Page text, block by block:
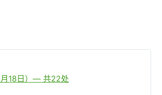
月18日）— 共22处